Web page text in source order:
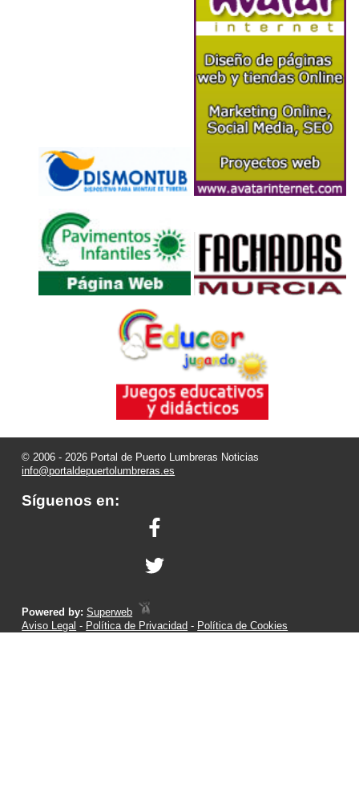
© 2006 - 2026 Portal de Puerto Lumbreras Noticias
info@portaldepuertolumbreras.es
Síguenos en:
Powered by:Superweb
Aviso Legal - Política de Privacidad - Política de Cookies